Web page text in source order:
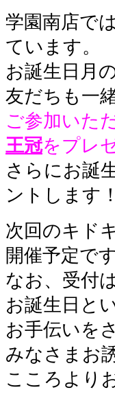
学園南店では
ています。
お誕生日月
友だちも一
ご参加いた
王冠をプレ
さらにお誕
ントします
次回のキド
開催予定です
なお、受付
お誕生日と
お手伝いを
みなさまお
こころより